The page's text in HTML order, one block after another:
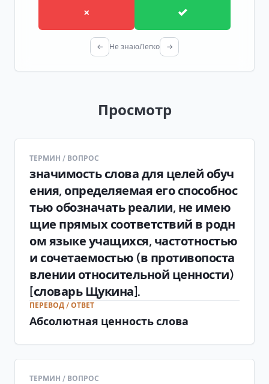
× ✓
← Не знаюЛегко →
Просмотр
ТЕРМИН / ВОПРОС
значимость слова для целей обуч
ения, определяемая его способнос
тью обозначать реалии, не имею
щие прямых соответствий в родн
ом языке учащихся, частотностью
и сочетаемостью (в противопоста
влении относительной ценности)
[словарь Щукина].
ПЕРЕВОД / ОТВЕТ
Абсолютная ценность слова
ТЕРМИН / ВОПРОС